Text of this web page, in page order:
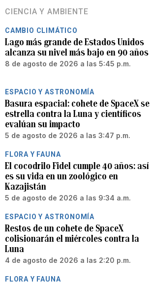
CIENCIA Y AMBIENTE
CAMBIO CLIMÁTICO
Lago más grande de Estados Unidos
alcanza su nivel más bajo en 90 años
8 de agosto de 2026 a las 5:45 p.m.
ESPACIO Y ASTRONOMÍA
Basura espacial: cohete de SpaceX se
estrella contra la Luna y científicos
evalúan su impacto
5 de agosto de 2026 a las 3:47 p.m.
FLORA Y FAUNA
El cocodrilo Fidel cumple 40 años: así
es su vida en un zoológico en
Kazajistán
5 de agosto de 2026 a las 9:34 a.m.
ESPACIO Y ASTRONOMÍA
Restos de un cohete de SpaceX
colisionarán el miércoles contra la
Luna
4 de agosto de 2026 a las 2:20 p.m.
FLORA Y FAUNA